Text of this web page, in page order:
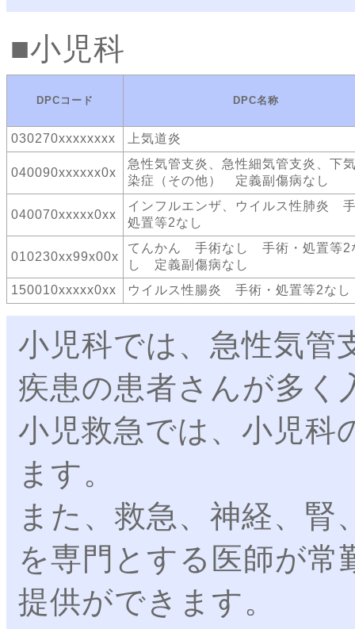
小児科
DPCコード DPC名称
030270xxxxxxxx 上気道炎
040090xxxxxx0x
急性気管支炎、急性細気管支炎、下
染症（その他） 定義副傷病なし
040070xxxxx0xx
インフルエンザ、ウイルス性肺炎
処置等2なし
010230xx99x00x
てんかん 手術なし 手術・処置等2
し 定義副傷病なし
150010xxxxx0xx
ウイルス性腸炎 手術・処置等2なし
小児科では、急性気管
疾患の患者さんが多く
小児救急では、小児科
ます。
また、救急、神経、腎
を専門とする医師が常
提供ができます。